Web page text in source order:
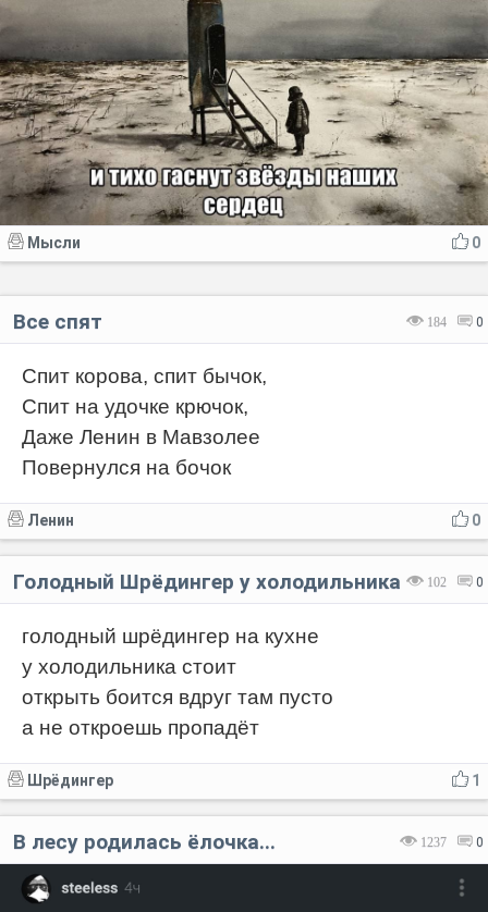
0
Мысли
184 0
Все спят
Спит корова, спит бычок,
Спит на удочке крючок,
Даже Ленин в Мавзолее
Повернулся на бочок
0
Ленин
102 0
Голодный Шрёдингер у холодильника
голодный шрёдингер на кухне
у холодильника стоит
открыть боится вдруг там пусто
а не откроешь пропадёт
1
Шрёдингер
1237 0
В лесу родилась ёлочка...